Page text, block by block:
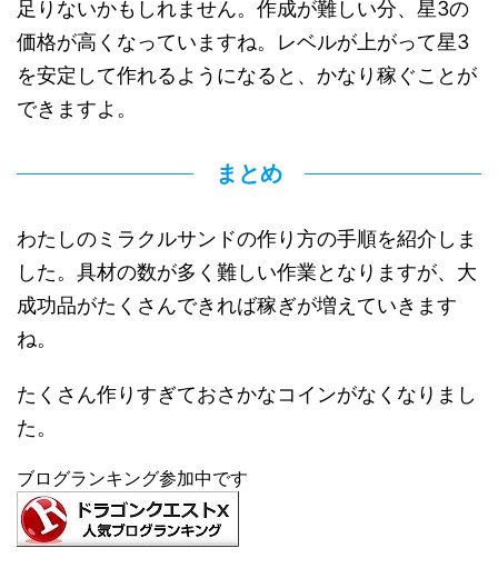
足りないかもしれません。作成が難しい分、星3の
価格が高くなっていますね。レベルが上がって星3
を安定して作れるようになると、かなり稼ぐことが
できますよ。
まとめ
わたしのミラクルサンドの作り方の手順を紹介しま
した。具材の数が多く難しい作業となりますが、大
成功品がたくさんできれば稼ぎが増えていきます
ね。
たくさん作りすぎておさかなコインがなくなりまし
た。
ブログランキング参加中です